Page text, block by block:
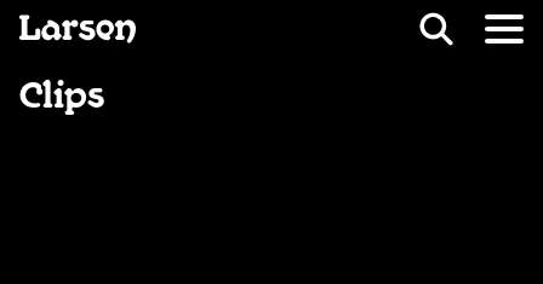
Fil d’ariane
Clips